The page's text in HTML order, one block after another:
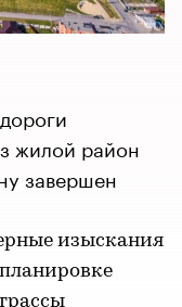
жилой район
завершен
изыскания